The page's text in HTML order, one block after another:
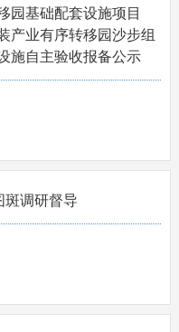
园基础配套设施项目
产业有序转移园沙步组
施自主验收报备公示
斑调研督导